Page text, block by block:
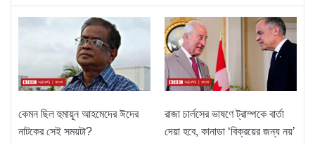
কেমন ছিল হুমায়ূন আহমেদের ঈদের
নাটকের সেই সময়টা?
রাজা চার্লসের ভাষণে ট্রাম্পকে বার্তা
দেয়া হবে, কানাডা ‘বিক্রয়ের জন্য নয়’